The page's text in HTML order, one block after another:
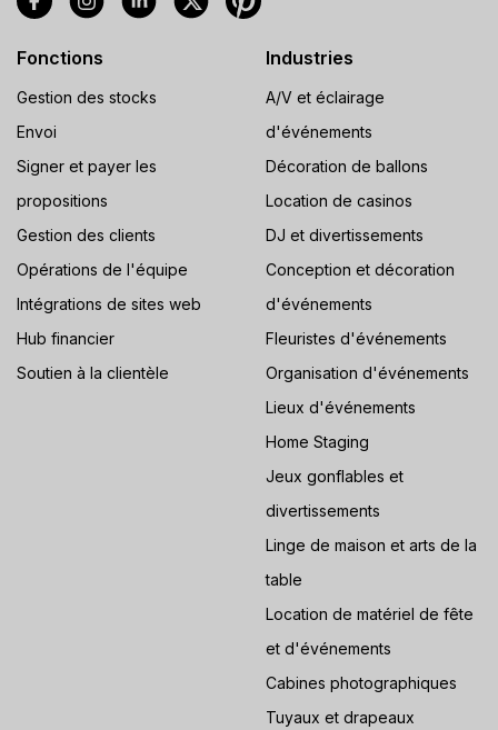
Fonctions
Gestion des stocks
Envoi
Signer et payer les
propositions
Gestion des clients
Opérations de l'équipe
Intégrations de sites web
Hub financier
Soutien à la clientèle
Industries
A/V et éclairage
d'événements
Décoration de ballons
Location de casinos
DJ et divertissements
Conception et décoration
d'événements
Fleuristes d'événements
Organisation d'événements
Lieux d'événements
Home Staging
Jeux gonflables et
divertissements
Linge de maison et arts de la
table
Location de matériel de fête
et d'événements
Cabines photographiques
Tuyaux et drapeaux